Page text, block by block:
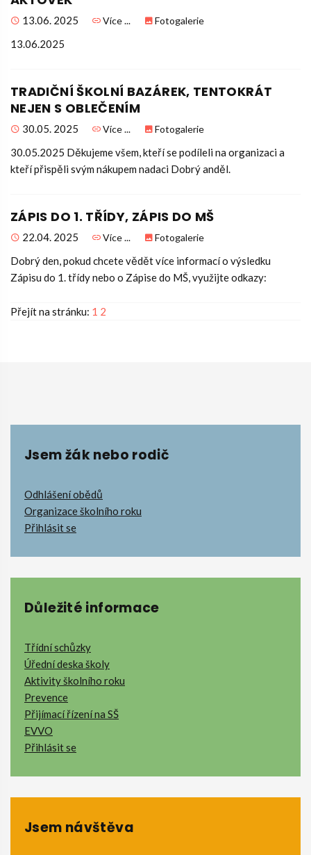
13.06. 2025 Více ... Fotogalerie
13.06.2025
TRADIČNÍ ŠKOLNÍ BAZÁREK, TENTOKRÁT
NEJEN S OBLEČENÍM
30.05. 2025 Více ... Fotogalerie
30.05.2025 Děkujeme všem, kteří se podíleli na organizaci a
kteří přispěli svým nákupem nadaci Dobrý anděl.
ZÁPIS DO 1. TŘÍDY, ZÁPIS DO MŠ
22.04. 2025 Více ... Fotogalerie
Dobrý den, pokud chcete vědět více informací o výsledku
Zápisu do 1. třídy nebo o Zápise do MŠ, využijte odkazy:
Přejít na stránku: 1 2
Jsem žák nebo rodič
Odhlášení obědů
Organizace školního roku
Přihlásit se
Důležité informace
Třídní schůzky
Úřední deska školy
Aktivity školního roku
Prevence
Přijímací řízení na SŠ
EVVO
Přihlásit se
Jsem návštěva